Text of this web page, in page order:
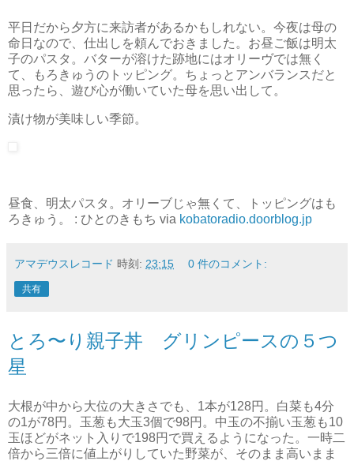
平日だから夕方に来訪者があるかもしれない。今夜は母の
命日なので、仕出しを頼んでおきました。お昼ご飯は明太
子のパスタ。バターが溶けた跡地にはオリーヴでは無く
て、もろきゅうのトッピング。ちょっとアンバランスだと
思ったら、遊び心が働いていた母を思い出して。
漬け物が美味しい季節。
昼食、明太パスタ。オリーブじゃ無くて、トッピングはも
ろきゅう。 : ひとのきもち via kobatoradio.doorblog.jp
アマデウスレコード 時刻: 23:15 0 件のコメント:
共有
とろ〜り親子丼 グリンピースの５つ
星
大根が中から大位の大きさでも、1本が128円。白菜も4分
の1が78円。玉葱も大玉3個で98円。中玉の不揃い玉葱も10
玉ほどがネット入りで198円で買えるようになった。一時二
倍から三倍に値上がりしていた野菜が、そのまま高いまま